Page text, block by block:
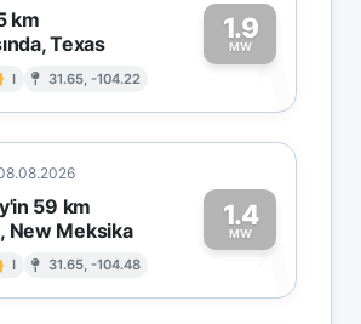
km
Texas
I 31.65, -104.22
1.9
MW1
59 km
New Meksika
I 31.65, -104.48
1.4
MW1